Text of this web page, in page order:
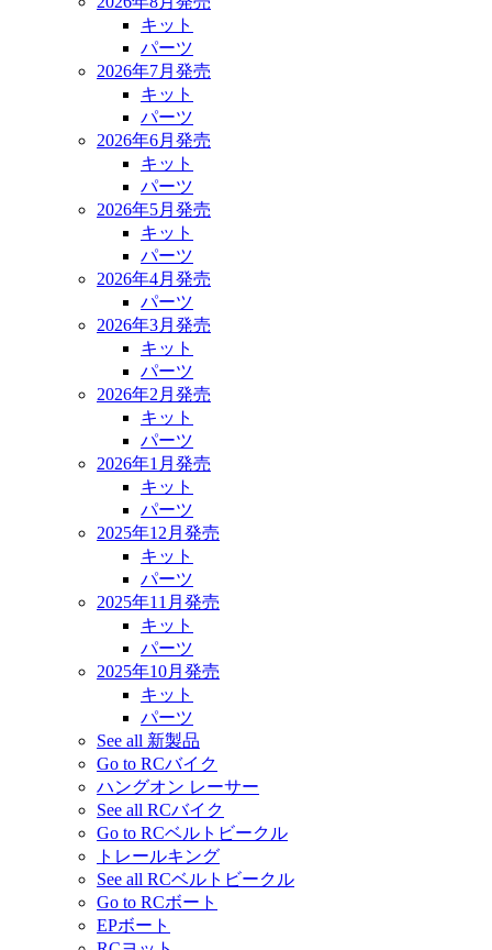
キット
パーツ
2026年7月発売
キット
パーツ
2026年6月発売
キット
パーツ
2026年5月発売
キット
パーツ
2026年4月発売
パーツ
2026年3月発売
キット
パーツ
2026年2月発売
キット
パーツ
2026年1月発売
キット
パーツ
2025年12月発売
キット
パーツ
2025年11月発売
キット
パーツ
2025年10月発売
キット
パーツ
See all 新製品
Go to RCバイク
ハングオン レーサー
See all RCバイク
Go to RCベルトビークル
トレールキング
See all RCベルトビークル
Go to RCボート
EPボート